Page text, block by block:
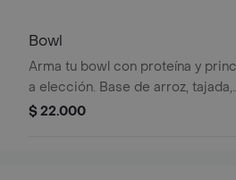
Bowl
Arma tu bowl con proteína y
a elección. Base de arroz, tajada,
aguacate, arepa y huevo.
$ 22.000